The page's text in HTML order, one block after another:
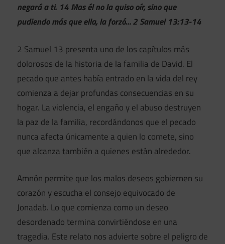
negará a ti. 14 Mas él no la quiso oír, sino que
pudiendo más que ella, la forzó… 2 Samuel 13:13-14
2 Samuel 13 presenta uno de los capítulos más
dolorosos de la historia de la familia de David. El
pecado que antes había entrado en la vida del rey
comienza a dejar profundas consecuencias en su
hogar. La violencia, el engaño y el abuso destruyen
la paz de la familia, recordándonos que el pecado
nunca afecta únicamente a quien lo comete, sino
que alcanza también a quienes están alrededor.
Amnón permite que los malos deseos gobiernen su
corazón y escucha el consejo equivocado de
Jonadab. Lo que comienza como un deseo
desordenado termina convirtiéndose en una
tragedia. Este relato nos advierte sobre el peligro de